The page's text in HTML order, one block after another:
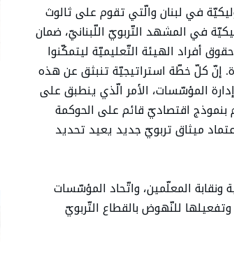
في لبنان والّتي تقوم على ثالوث
في المشهد التّربويّ اللّبنانيّ، ضمان
أفراد الهيئة التّعليميّة ليتمكّنوا
إنّ كلّ خطّة استراتيجيّة تنبثق عن هذه
المؤسّسات، الأمر الّذي ينطبق على
بنموذج اقتصاديّ قائم على الحوكمة
ميثاق تربويّ جديد يعيد تحديد
ونقابة المعلّمين، واتّحاد المؤسّسات
وتفعيلها للنّهوض بالقطاع التّربويّ